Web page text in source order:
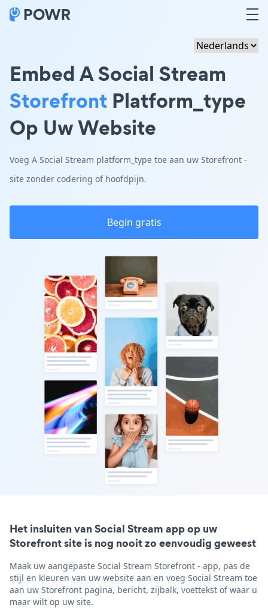
Embed A Social Stream
Storefront Platform_type
Op Uw Website
Voeg A Social Stream platform_type toe aan uw Storefront -
site zonder codering of hoofdpijn.
Begin gratis
Het insluiten van Social Stream app op uw
Storefront site is nog nooit zo eenvoudig geweest
Maak uw aangepaste Social Stream Storefront - app, pas de
stijl en kleuren van uw website aan en voeg Social Stream toe
aan uw Storefront pagina, bericht, zijbalk, voettekst of waar u
maar wilt op uw site.